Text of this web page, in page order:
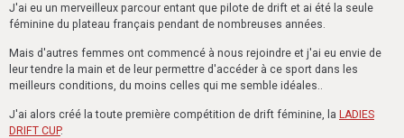
J'ai eu un merveilleux parcour entant que pilote de drift et ai été la seule
féminine du plateau français pendant de nombreuses années.
Mais d'autres femmes ont commencé à nous rejoindre et j'ai eu envie de
leur tendre la main et de leur permettre d'accéder à ce sport dans les
meilleurs conditions, du moins celles qui me semble idéales..
J'ai alors créé la toute première compétition de drift féminine, la LADIES
DRIFT CUP.